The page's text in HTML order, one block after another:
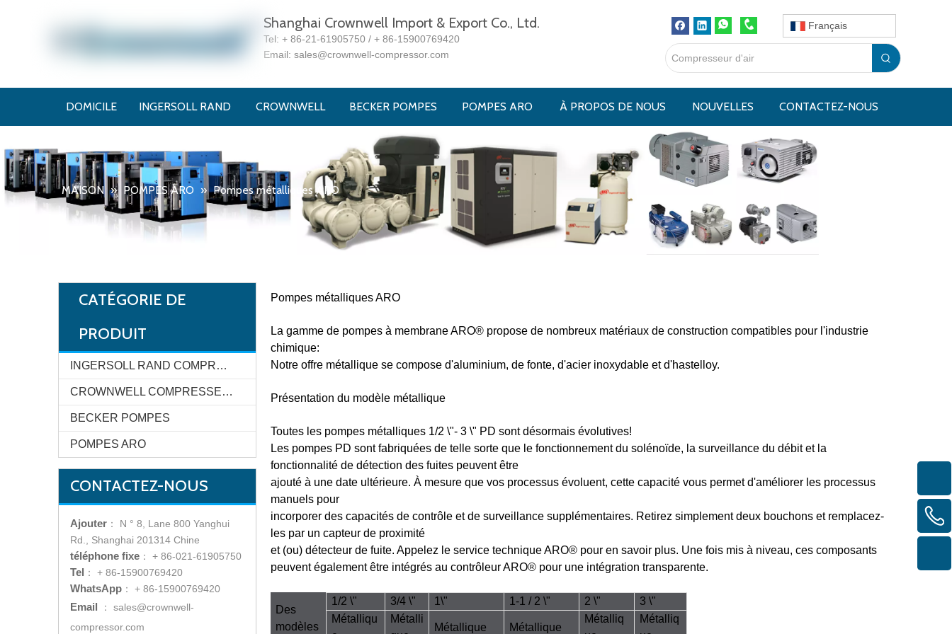
Shanghai Crownwell Import & Export Co., Ltd.
Tel: + 86-21-61905750 / + 86-15900769420
Email: sales@crownwell-compressor.com
Français
DOMICILE INGERSOLL RAND CROWNWELL BECKER POMPES POMPES ARO À PROPOS DE NOUS NOUVELLES CONTACTEZ-NOUS
MAISON » POMPES ARO » Pompes métalliques ARO
CATÉGORIE DE
PRODUIT
INGERSOLL RAND COMPRESSEUR SYSTEMS
CROWNWELL COMPRESSEUR SYSTEMS
BECKER POMPES
POMPES ARO
CONTACTEZ-NOUS
Ajouter ： N ° 8, Lane 800 Yanghui
Rd., Shanghai 201314 Chine
téléphone fixe ： + 86-021-61905750
Tel ： + 86-15900769420
WhatsApp ： + 86-15900769420
Email ：
sales@crownwell-
compressor.com
Pompes métalliques ARO
La gamme de pompes à membrane ARO® propose de nombreux matériaux de construction compatibles pour l'industrie
chimique:
Notre offre métallique se compose d'aluminium, de fonte, d'acier inoxydable et d'hastelloy.
Présentation du modèle métallique
Toutes les pompes métalliques 1/2 \"- 3 \" PD sont désormais évolutives!
Les pompes PD sont fabriquées de telle sorte que le fonctionnement du solénoïde, la surveillance du débit et la
fonctionnalité de détection des fuites peuvent être
ajouté à une date ultérieure. À mesure que vos processus évoluent, cette capacité vous permet d'améliorer les processus
manuels pour
incorporer des capacités de contrôle et de surveillance supplémentaires. Retirez simplement deux bouchons et remplacez-
les par un capteur de proximité
et (ou) détecteur de fuite. Appelez le service technique ARO® pour en savoir plus. Une fois mis à niveau, ces composants
peuvent également être intégrés au contrôleur ARO® pour une intégration transparente.
Des
modèles
1/2 \" 3/4 \" 1\" 1-1 / 2 \" 2 \"
3 \"
Métalliqu
Métalli
Métallique Métallique
Métalliq
Métalliq